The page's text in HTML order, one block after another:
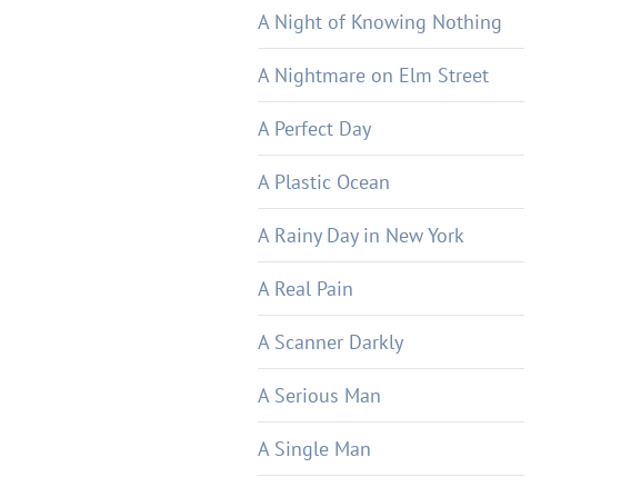
A Night of Knowing Nothing
A Nightmare on Elm Street
A Perfect Day
A Plastic Ocean
A Rainy Day in New York
A Real Pain
A Scanner Darkly
A Serious Man
A Single Man